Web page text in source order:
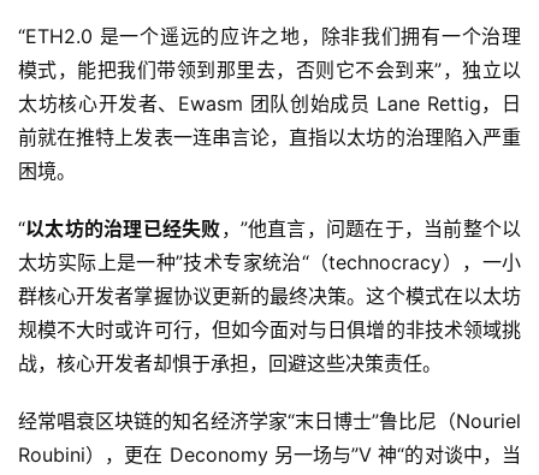
“ETH2.0 是一个遥远的应许之地，除非我们拥有一个治理
模式，能把我们带领到那里去，否则它不会到来”，独立以
太坊核心开发者、Ewasm 团队创始成员 Lane Rettig，日
前就在推特上发表一连串言论，直指以太坊的治理陷入严重
困境。
“以太坊的治理已经失败，”他直言，问题在于，当前整个以
太坊实际上是一种”技术专家统治“（technocracy），一小
群核心开发者掌握协议更新的最终决策。这个模式在以太坊
规模不大时或许可行，但如今面对与日俱增的非技术领域挑
战，核心开发者却惧于承担，回避这些决策责任。
经常唱衰区块链的知名经济学家“末日博士”鲁比尼（Nouriel
Roubini），更在 Deconomy 另一场与”V 神“的对谈中，当